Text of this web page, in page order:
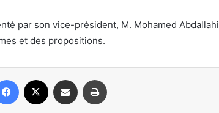
par son vice-président, M. Mohamed Abdallahi
et des propositions.
Facebook Partager par email